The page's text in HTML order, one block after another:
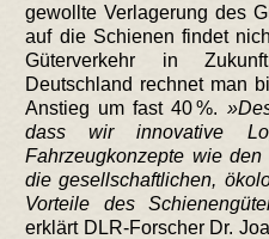
gewollte Verlagerung des
auf die Schienen findet
Güterverkehr in
Deutschland rechnet man
Anstieg um fast 40 %.
dass wir innovative
Fahrzeugkonzepte wie
die gesellschaftlichen,
Vorteile des
erklärt DLR-Forscher Dr.